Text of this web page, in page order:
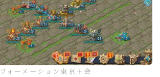
フォーメーション東京＋会